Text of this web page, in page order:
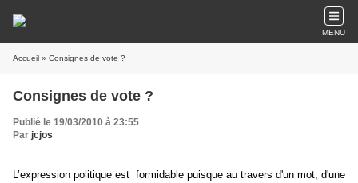
MENU
Accueil » Consignes de vote ?
Consignes de vote ?
Publié le 19/03/2010 à 23:55
Par jcjos
L’expression politique est formidable puisque au travers d'un mot, d'une